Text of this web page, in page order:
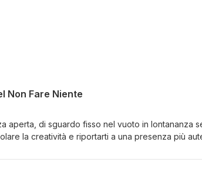
Non Fare Niente
aperta, di sguardo fisso nel vuoto in lontananza
la creatività e riportarti a una presenza più
community! https://discord.gg/hDVGVd2 Articolo